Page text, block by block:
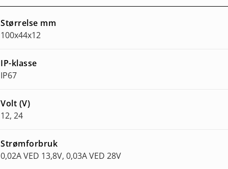
Størrelse mm
100x44x12
IP-klasse
IP67
Volt (V)
12, 24
Strømforbruk
0,02A VED 13,8V, 0,03A VED 28V